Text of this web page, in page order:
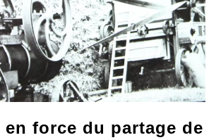
force du partage de